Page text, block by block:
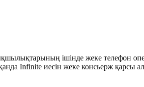
ішінде жеке телефон
Infinite иесін жеке консьерж қарсы